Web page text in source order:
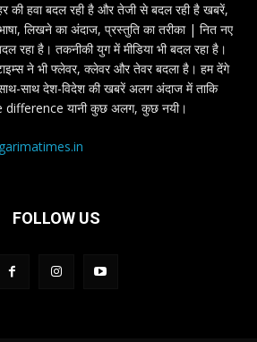
की हवा बदल रही है और तेजी से बदल रही है खबरें,
लिखने का अंदाज, प्रस्तुति का तरीका | नित नए
रहा है। तकनीकी युग में मीडिया भी बदल रहा है।
टाइम्स ने भी फ्लेवर, क्लेवर और तेवर बदला है। हम देंगे
साथ देश-विदेश की खबरें अलग अंदाज में ताकि
difference यानी कुछ अलग, कुछ नयी।
FOLLOW US